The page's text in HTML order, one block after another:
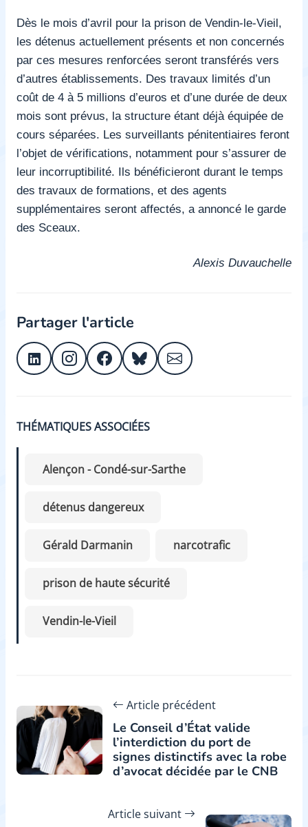
Dès le mois d’avril pour la prison de Vendin-le-Vieil,
les détenus actuellement présents et non concernés
par ces mesures renforcées seront transférés vers
d’autres établissements. Des travaux limités d’un
coût de 4 à 5 millions d’euros et d’une durée de deux
mois sont prévus, la structure étant déjà équipée de
cours séparées. Les surveillants pénitentiaires feront
l’objet de vérifications, notamment pour s’assurer de
leur incorruptibilité. Ils bénéficieront durant le temps
des travaux de formations, et des agents
supplémentaires seront affectés, a annoncé le garde
des Sceaux.
Alexis Duvauchelle
Partager l'article
THÉMATIQUES ASSOCIÉES
Alençon - Condé-sur-Sarthe
détenus dangereux
Gérald Darmanin narcotrafic
prison de haute sécurité
Vendin-le-Vieil
Article précédent
Le Conseil d’État valide
l’interdiction du port de
signes distinctifs avec la robe
d’avocat décidée par le CNB
Article suivant